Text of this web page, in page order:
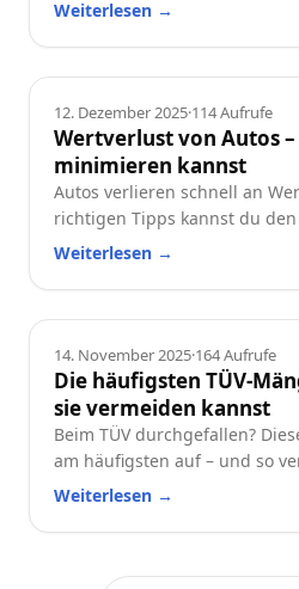
Weiterlesen →
Ratgeber
12. Dezember 2025·114Aufrufe
Wertverlust von Autos
minimieren kannst
Autos verlieren schnell an
richtigen Tipps kannst du
reduzieren. Erfahre, welche
wertstabil hältst.
Weiterlesen →
Ratgeber
14. November 2025·164Aufrufe
Die häufigsten TÜV-
sie vermeiden kannst
Beim TÜV durchgefallen?
am häufigsten auf – und so
praktische Checkliste für alle
Weiterlesen →